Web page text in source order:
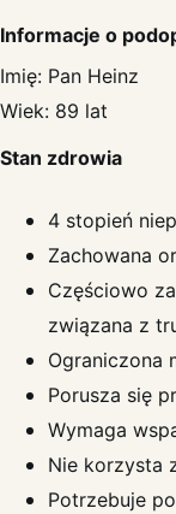
Informacje o
Imię: Pan Heinz
Wiek: 89 lat
Stan zdrowia
4 stopień
Zachowana
Częściowo
związana z
Ograniczona
Porusza się
Wymaga
Nie korzysta
Potrzebuje